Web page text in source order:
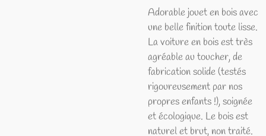
Adorable jouet en bois avec
une belle finition toute lisse.
La voiture en bois est très
agréable au toucher, de
fabrication solide (testés
rigoureusement par nos
propres enfants !), soignée
et écologique. Le bois est
naturel et brut, non traité.